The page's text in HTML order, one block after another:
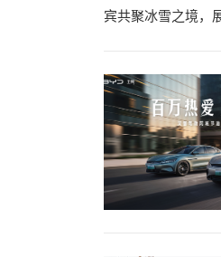
宾共聚冰雪之境，